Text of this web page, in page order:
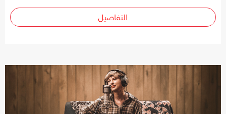
التفاصيل